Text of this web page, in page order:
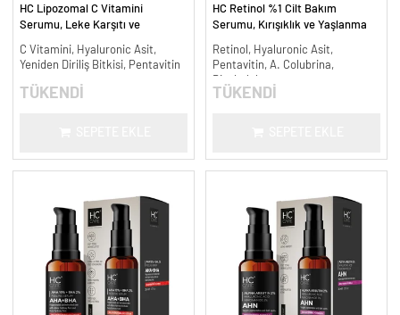
HC Lipozomal C Vitamini
Serumu, Leke Karşıtı ve
C Vitamini, Hyaluronic Asit,
Yeniden Diriliş Bitkisi, Pentavitin
TÜKENDİ
HC Retinol %1 Cilt Bakım
Serumu, Kırışıklık ve Yaşlanma
Retinol, Hyaluronic Asit,
Pentavitin, A. Colubrina,
Bisabolol
TÜKENDİ